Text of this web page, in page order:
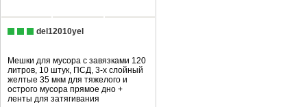
del12010yel
Мешки для мусора с завязками 120
литров, 10 штук, ПCД, 3-х слойный
желтые 35 мкм для тяжелого и
острого мусора прямое дно +
ленты для затягивания